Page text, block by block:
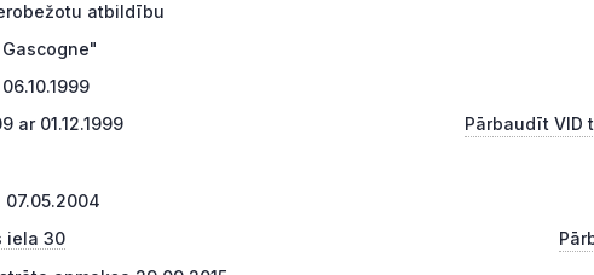
atbildību
ar 01.12.1999
Pārbaudīt VID
07.05.2004
iela 30